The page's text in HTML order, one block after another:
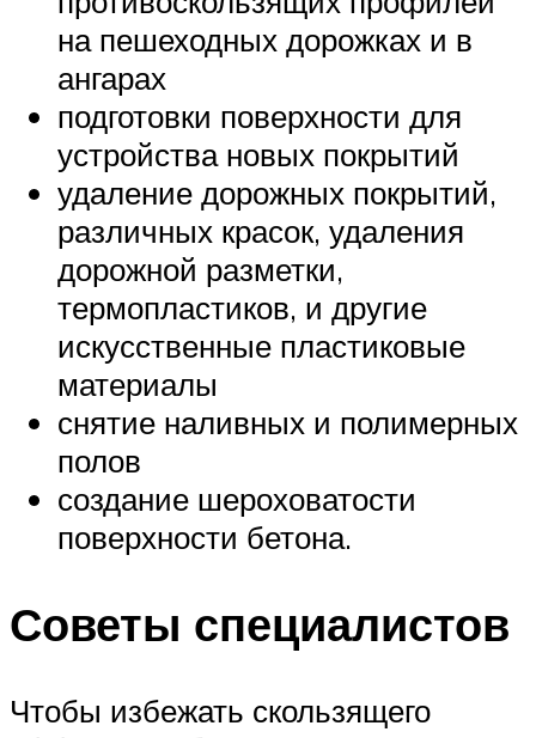
на пешеходных дорожках и в
ангарах
подготовки поверхности для
устройства новых покрытий
удаление дорожных покрытий,
различных красок, удаления
дорожной разметки,
термопластиков, и другие
искусственные пластиковые
материалы
снятие наливных и полимерных
полов
создание шероховатости
поверхности бетона.
Советы специалистов
Чтобы избежать скользящего